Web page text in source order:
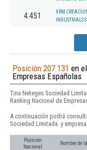
4.451
XRM
INDUSTRIALS
Posición 207.131 en
Empresas Españolas
Tina Neteges Sociedad
Ranking Nacional de
A continuación podrá
Sociedad Limitada. y
Posición
Nacional
Nombre de